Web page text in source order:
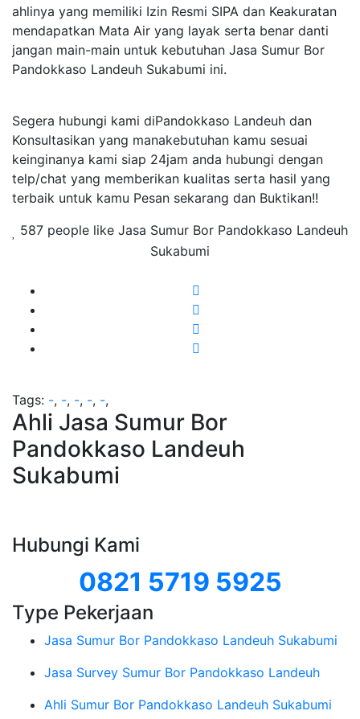
ahlinya yang memiliki Izin Resmi SIPA dan Keakuratan
mendapatkan Mata Air yang layak serta benar danti
jangan main-main untuk kebutuhan Jasa Sumur Bor
Pandokkaso Landeuh Sukabumi ini.
Segera hubungi kami diPandokkaso Landeuh dan
Konsultasikan yang manakebutuhan kamu sesuai
keinginanya kami siap 24jam anda hubungi dengan
telp/chat yang memberikan kualitas serta hasil yang
terbaik untuk kamu Pesan sekarang dan Buktikan!!
587 people like Jasa Sumur Bor Pandokkaso Landeuh
Sukabumi
Tags: -, -, -, -, -,
Ahli Jasa Sumur Bor
Pandokkaso Landeuh
Sukabumi
Hubungi Kami
0821 5719 5925
Type Pekerjaan
Jasa Sumur Bor Pandokkaso Landeuh Sukabumi
Jasa Survey Sumur Bor Pandokkaso Landeuh
Ahli Sumur Bor Pandokkaso Landeuh Sukabumi